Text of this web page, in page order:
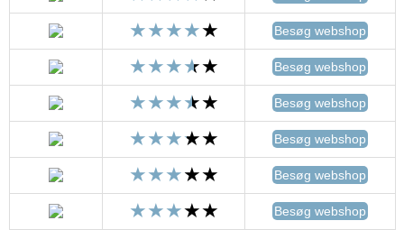
Besøg webshop
Besøg webshop
Besøg webshop
Besøg webshop
Besøg webshop
Besøg webshop